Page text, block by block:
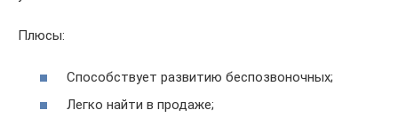
Плюсы:
Способствует развитию беспозвоночных;
Легко найти в продаже;